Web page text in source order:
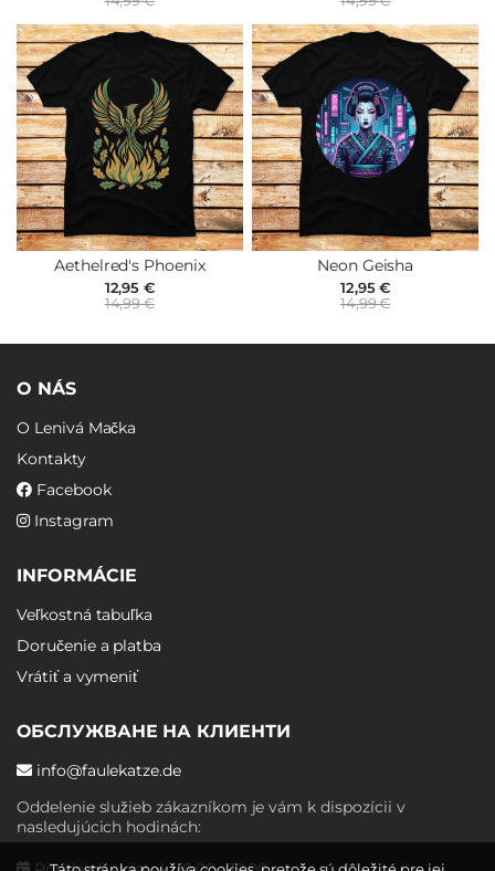
Aethelred's Phoenix
12,95 €
14,99 €
Neon Geisha
12,95 €
14,99 €
O NÁS
O Lenivá Mačka
Kontakty
Facebook
Instagram
INFORMÁCIE
Veľkostná tabuľka
Doručenie a platba
Vrátiť a vymeniť
ОБСЛУЖВАНЕ НА КЛИЕНТИ
info@faulekatze.de
Oddelenie služieb zákazníkom je vám k dispozícii v
nasledujúcich hodinách: